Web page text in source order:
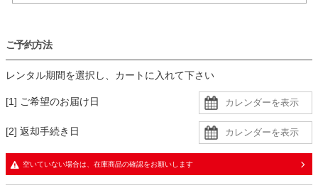
ブラック小物をアクセントで取り入れると、上品コーデの完成！
透け感があるので、肩紐のないインナーを着用すると安心です。
・レース生地に同色裏地の二枚重ねで、デコルテと背中、袖に透け感
おすすめシーン
ご予約方法
レンタル期間を選択し、カートに入れて下さい
[1] ご希望のお届け日
[2] 返却手続き日
空いていない場合は、在庫商品の確認をお願いします